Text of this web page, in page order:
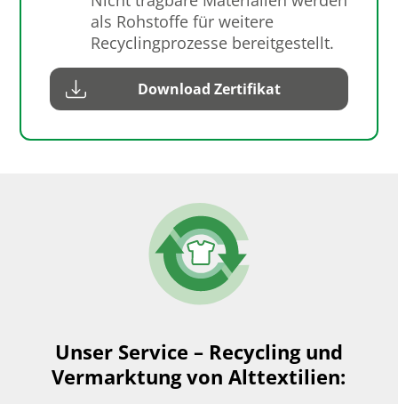
als Rohstoffe für weitere
Recyclingprozesse bereitgestellt.
Download Zertifikat
Unser Service – Recycling und
Vermarktung von Alttextilien: